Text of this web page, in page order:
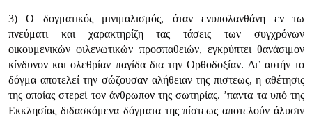
3) Ο δογματικός μινιμαλισμός, όταν ενυπολανθάνη εν τω
πνεύματι και χαρακτηρίζη τας τάσεις των συγχρόνων
οικουμενικών φιλενωτικών προσπαθειών, εγκρύπτει θανάσιμον
κίνδυνον και ολεθρίαν παγίδα δια την Ορθοδοξίαν. Δι’ αυτήν το
δόγμα αποτελεί την σώζουσαν αλήθειαν της πιστεως, η αθέτησις
της οποίας στερεί τον άνθρωπον της σωτηρίας. ’παντα τα υπό της
Εκκλησίας διδασκόμενα δόγματα της πίστεως αποτελούν άλυσιν